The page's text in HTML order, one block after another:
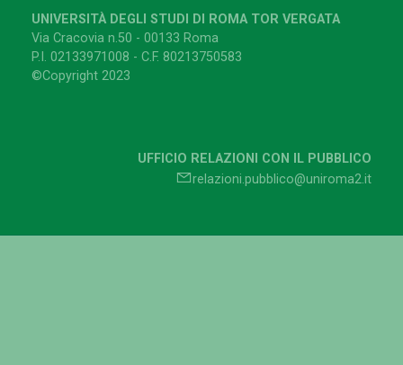
UNIVERSITÀ DEGLI STUDI DI ROMA TOR VERGATA
Via Cracovia n.50 - 00133 Roma
P.I. 02133971008 - C.F. 80213750583
©Copyright 2023
UFFICIO RELAZIONI CON IL PUBBLICO
relazioni.pubblico@uniroma2.it